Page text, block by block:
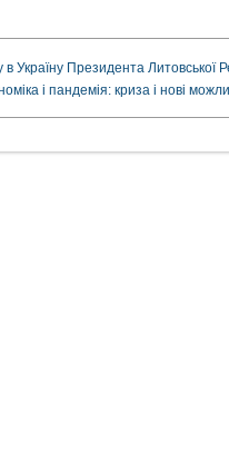
Україну Президента Литовської
і пандемія: криза і нові